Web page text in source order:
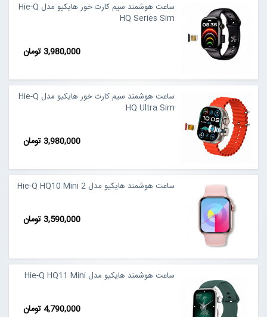
ساعت هوشمند سیم کارت خور هایکیو مدل Hie-Q
HQ Series Sim
3,980,000 تومان
ساعت هوشمند سیم کارت خور هایکیو مدل Hie-Q
HQ Ultra Sim
3,980,000 تومان
ساعت هوشمند هایکیو مدل 2 Hie-Q HQ10 Mini
3,590,000 تومان
ساعت هوشمند هایکیو مدل Hie-Q HQ11 Mini
4,790,000 تومان